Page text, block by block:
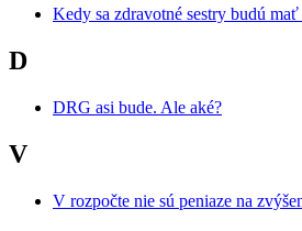
Kedy sa zdravotné sestry budú mať
D
DRG asi bude. Ale aké?
V
V rozpočte nie sú peniaze na